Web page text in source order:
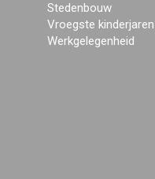
Stedenbouw
Vroegste kinderjaren
Werkgelegenheid